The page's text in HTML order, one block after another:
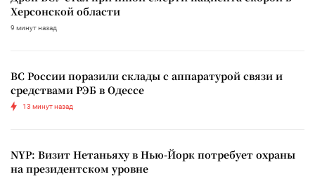
Херсонской области
9 минут назад
ВС России поразили склады с аппаратурой связи и
средствами РЭБ в Одессе
13 минут назад
NYP: Визит Нетаньяху в Нью-Йорк потребует охраны
на президентском уровне